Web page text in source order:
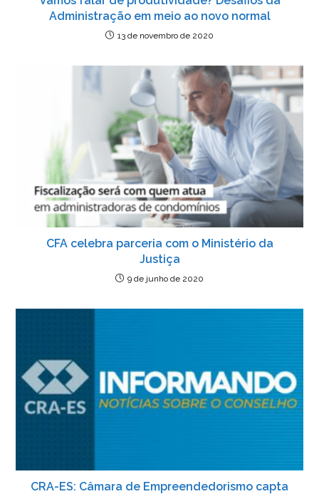
Administração em meio ao novo normal
13 de novembro de 2020
CFA celebra parceria com o Ministério da
Justiça
9 de junho de 2020
CRA-ES: Câmara de Empreendedorismo capta